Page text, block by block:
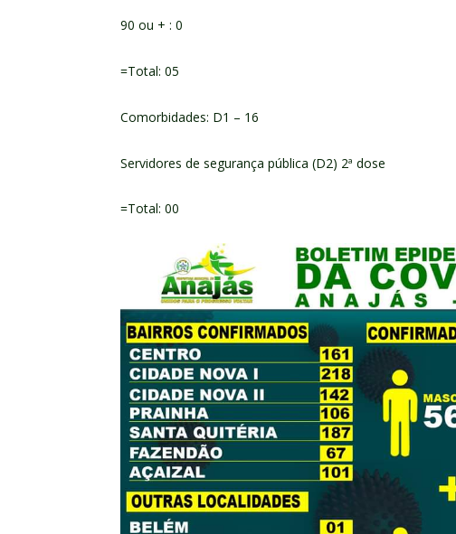
90 ou + : 0
=Total: 05
Comorbidades: D1 – 16
Servidores de segurança pública (D2) 2ª dose
=Total: 00